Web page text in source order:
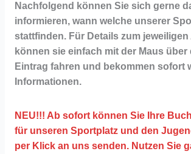
Nachfolgend können Sie sich gerne
informieren, wann welche unserer
stattfinden. Für Details zum
können sie einfach mit der Maus über
Eintrag fahren und bekommen sofort
Informationen.
NEU!!! Ab sofort können Sie Ihre
für unseren Sportplatz und den
per Klick an uns senden. Nutzen Sie